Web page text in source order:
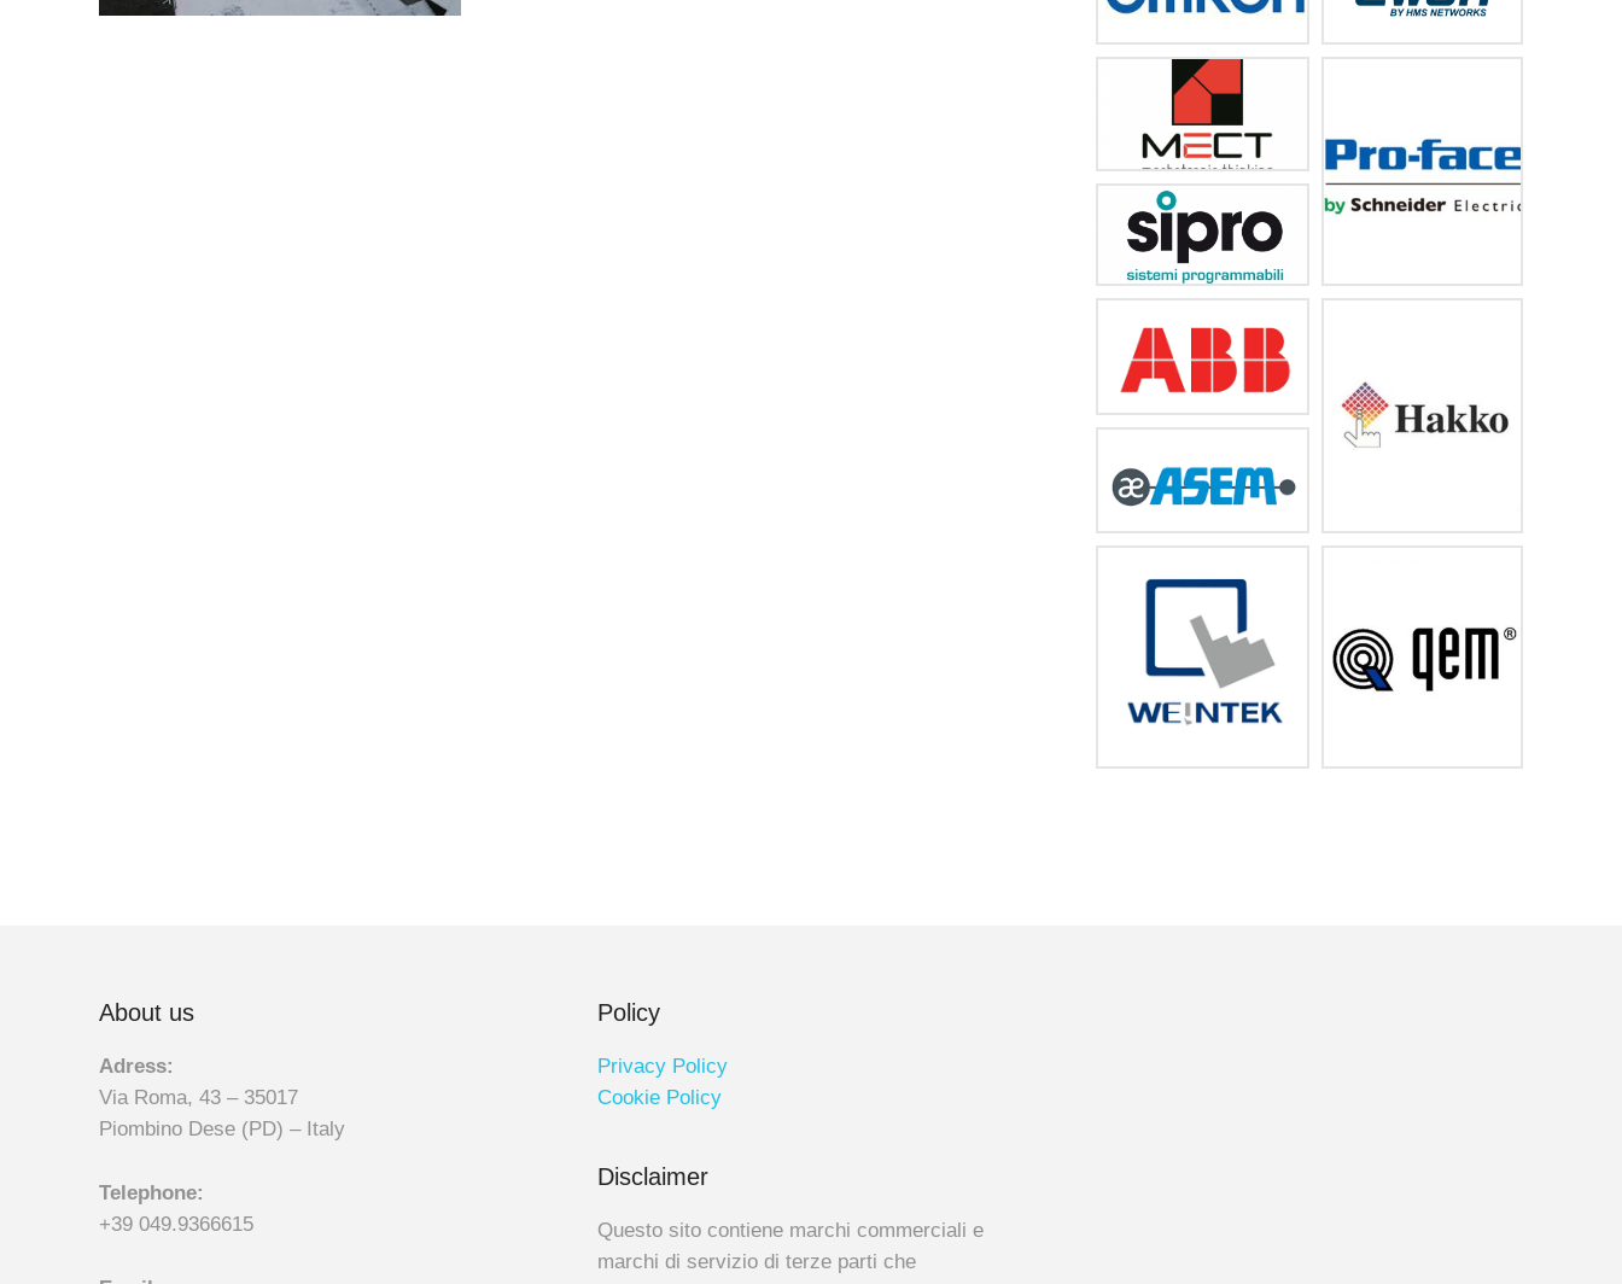
About us
Adress:
Via Roma, 43 – 35017
Piombino Dese (PD) – Italy
Telephone:
+39 049.9366615
Policy
Privacy Policy
Cookie Policy
Disclaimer
Questo sito contiene marchi commerciali e
marchi di servizio di terze parti che